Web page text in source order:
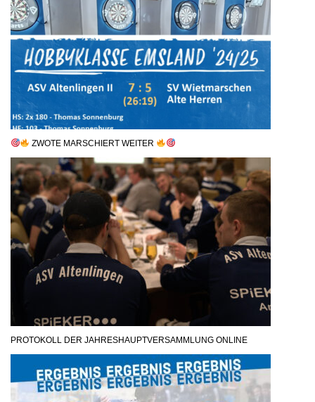
ZWOTE MARSCHIERT WEITER
PROTOKOLL DER JAHRESHAUPTVERSAMMLUNG ONLINE